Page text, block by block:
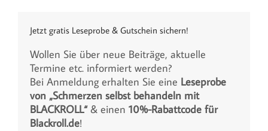
Jetzt gratis Leseprobe & Gutschein sichern!
Wollen Sie über neue Beiträge, aktuelle
Termine etc. informiert werden?
Bei Anmeldung erhalten Sie eine Leseprobe
von „Schmerzen selbst behandeln mit
BLACKROLL“& einen 10%-Rabattcode für
Blackroll.de!